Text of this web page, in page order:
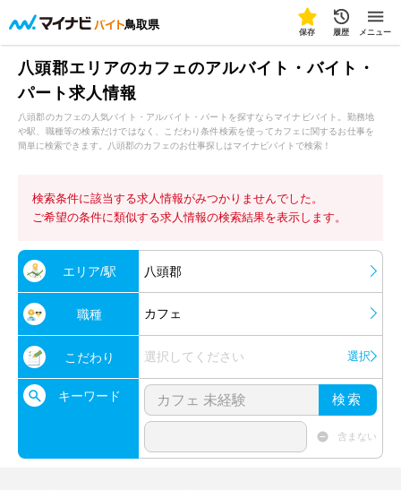
鳥取県
保存 履歴 メニュー
八頭郡エリアのカフェのアルバイト・バイト・
パート求人情報
八頭郡のカフェの人気バイト・アルバイト・パートを探すならマイナビバイト。勤務地
や駅、職種等の検索だけではなく、こだわり条件検索を使ってカフェに関するお仕事を
簡単に検索できます。八頭郡のカフェのお仕事探しはマイナビバイトで検索！
検索条件に該当する求人情報がみつかりませんでした。
ご希望の条件に類似する求人情報の検索結果を表示します。
エリア/駅 八頭郡
職種 カフェ
こだわり 選択してください 選択
キーワード 検索
含まない